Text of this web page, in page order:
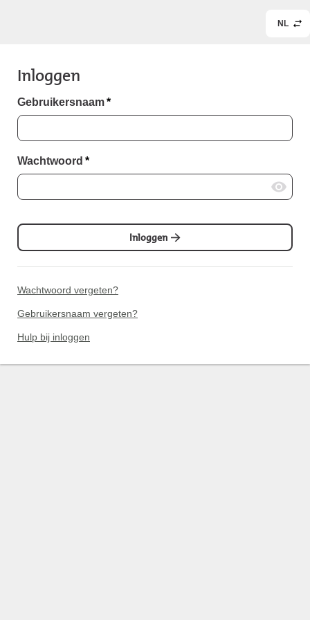
NL
Inloggen
Gebruikersnaam*
Wachtwoord *
Inloggen
Wachtwoord vergeten?
Gebruikersnaam vergeten?
Hulp bij inloggen